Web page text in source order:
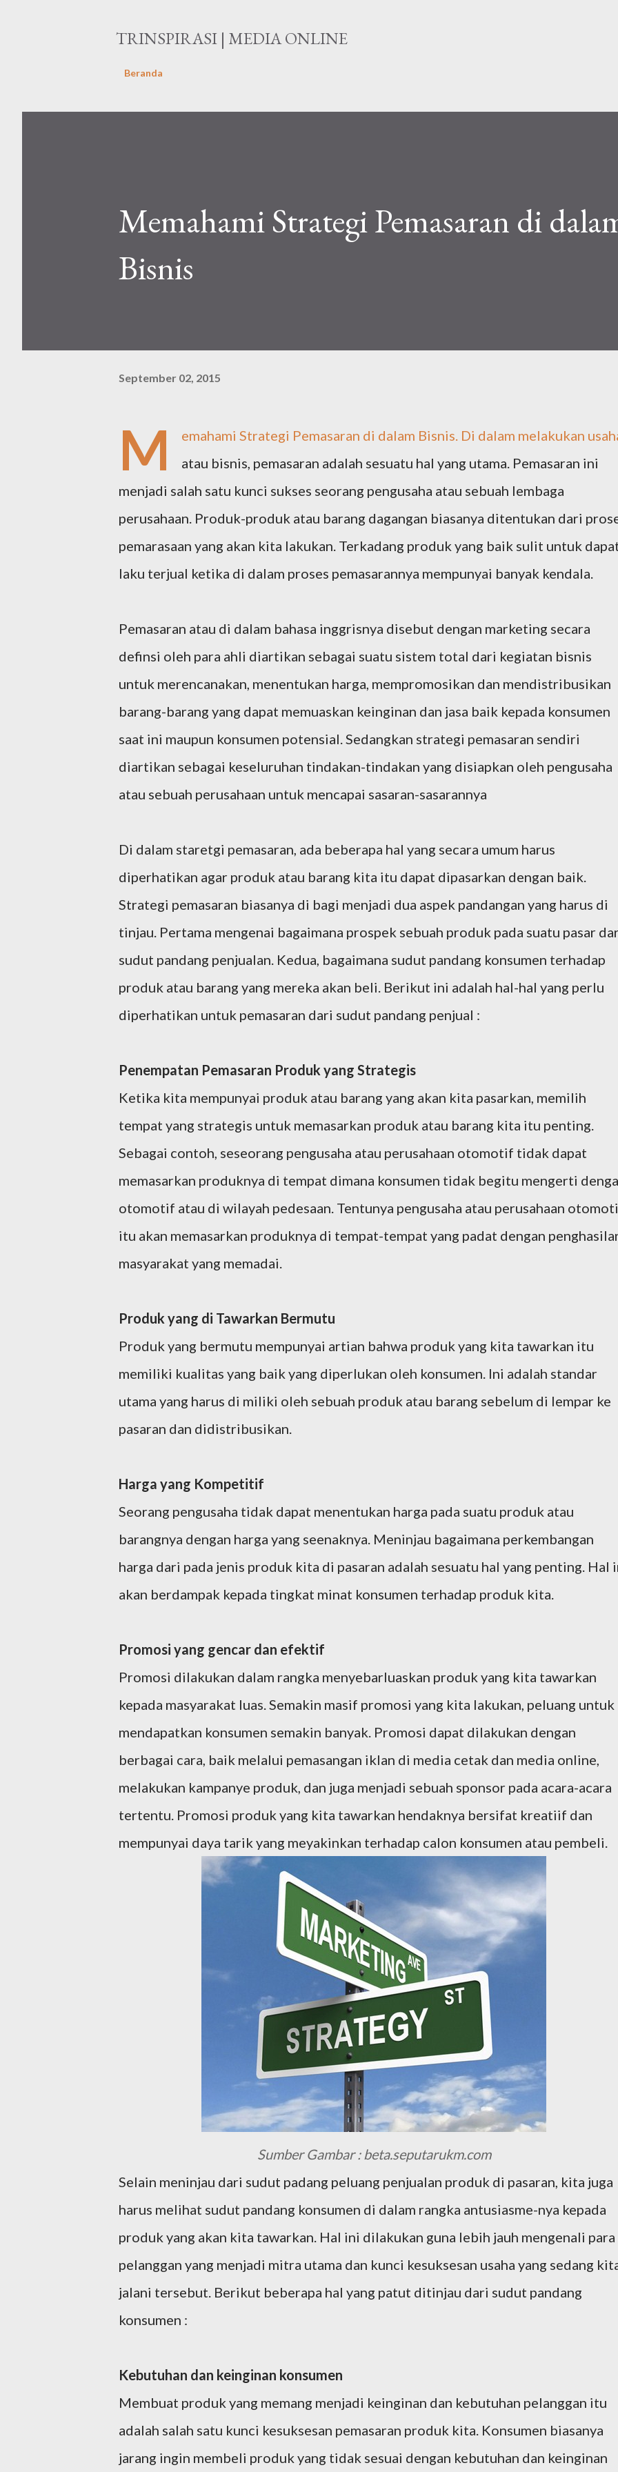
TRINSPIRASI | MEDIA ONLINE
Beranda
Memahami Strategi Pemasaran di
Bisnis
September 02, 2015
M emahami Strategi Pemasaran di dalam Bisnis. Di dalam melakukan
atau bisnis, pemasaran adalah sesuatu hal yang utama. Pemasaran ini
menjadi salah satu kunci sukses seorang pengusaha atau sebuah lembaga
perusahaan. Produk-produk atau barang dagangan biasanya ditentukan dari
pemarasaan yang akan kita lakukan. Terkadang produk yang baik sulit untuk
laku terjual ketika di dalam proses pemasarannya mempunyai banyak kendala.
Pemasaran atau di dalam bahasa inggrisnya disebut dengan marketing secara
definsi oleh para ahli diartikan sebagai suatu sistem total dari kegiatan bisnis
untuk merencanakan, menentukan harga, mempromosikan dan mendistribusikan
barang-barang yang dapat memuaskan keinginan dan jasa baik kepada konsumen
saat ini maupun konsumen potensial. Sedangkan strategi pemasaran sendiri
diartikan sebagai keseluruhan tindakan-tindakan yang disiapkan oleh pengusaha
atau sebuah perusahaan untuk mencapai sasaran-sasarannya
Di dalam staretgi pemasaran, ada beberapa hal yang secara umum harus
diperhatikan agar produk atau barang kita itu dapat dipasarkan dengan baik.
Strategi pemasaran biasanya di bagi menjadi dua aspek pandangan yang harus di
tinjau. Pertama mengenai bagaimana prospek sebuah produk pada suatu pasar
sudut pandang penjualan. Kedua, bagaimana sudut pandang konsumen terhadap
produk atau barang yang mereka akan beli. Berikut ini adalah hal-hal yang perlu
diperhatikan untuk pemasaran dari sudut pandang penjual :
Penempatan Pemasaran Produk yang Strategis
Ketika kita mempunyai produk atau barang yang akan kita pasarkan, memilih
tempat yang strategis untuk memasarkan produk atau barang kita itu penting.
Sebagai contoh, seseorang pengusaha atau perusahaan otomotif tidak dapat
memasarkan produknya di tempat dimana konsumen tidak begitu mengerti
otomotif atau di wilayah pedesaan. Tentunya pengusaha atau perusahaan
itu akan memasarkan produknya di tempat-tempat yang padat dengan
masyarakat yang memadai.
Produk yang di Tawarkan Bermutu
Produk yang bermutu mempunyai artian bahwa produk yang kita tawarkan itu
memiliki kualitas yang baik yang diperlukan oleh konsumen. Ini adalah standar
utama yang harus di miliki oleh sebuah produk atau barang sebelum di lempar ke
pasaran dan didistribusikan.
Harga yang Kompetitif
Seorang pengusaha tidak dapat menentukan harga pada suatu produk atau
barangnya dengan harga yang seenaknya. Meninjau bagaimana perkembangan
harga dari pada jenis produk kita di pasaran adalah sesuatu hal yang penting. Hal
akan berdampak kepada tingkat minat konsumen terhadap produk kita.
Promosi yang gencar dan efektif
Promosi dilakukan dalam rangka menyebarluaskan produk yang kita tawarkan
kepada masyarakat luas. Semakin masif promosi yang kita lakukan, peluang untuk
mendapatkan konsumen semakin banyak. Promosi dapat dilakukan dengan
berbagai cara, baik melalui pemasangan iklan di media cetak dan media online,
melakukan kampanye produk, dan juga menjadi sebuah sponsor pada acara-acara
tertentu. Promosi produk yang kita tawarkan hendaknya bersifat kreatiif dan
mempunyai daya tarik yang meyakinkan terhadap calon konsumen atau pembeli.
Sumber Gambar : beta.seputarukm.com
Selain meninjau dari sudut padang peluang penjualan produk di pasaran, kita juga
harus melihat sudut pandang konsumen di dalam rangka antusiasme-nya kepada
produk yang akan kita tawarkan. Hal ini dilakukan guna lebih jauh mengenali para
pelanggan yang menjadi mitra utama dan kunci kesuksesan usaha yang sedang
jalani tersebut. Berikut beberapa hal yang patut ditinjau dari sudut pandang
konsumen :
Kebutuhan dan keinginan konsumen
Membuat produk yang memang menjadi keinginan dan kebutuhan pelanggan itu
adalah salah satu kunci kesuksesan pemasaran produk kita. Konsumen biasanya
jarang ingin membeli produk yang tidak sesuai dengan kebutuhan dan keinginan